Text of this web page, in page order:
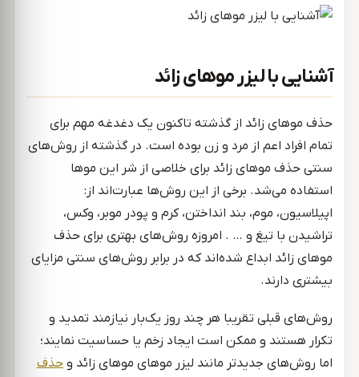
آشنایی با لیزر موهای زائد
حذف موهای زائد از گذشته تاکنون یک دغدغه مهم برای
تمام افراد اعم از مرد و زن بوده است. در گذشته از روش‌های
سنتی حذف موهای زائد برای خلاصی از شر این موها
استفاده می‌شد. برخی از این روش‌ها عبارت‌اند از:
اپیلاسیون، موم، بند انداختن، کرم و پودر موبر، وکس،
تراشیدن با تیغ و … . امروزه روش‌های بهتری برای حذف
موهای زائد ابداع شده‌اند که در برابر روش‌های سنتی مزایای
بیشتری دارند.
روش‌های قبلی تقریبا هر چند روز یک‌بار نیازمند تمدید و
تکرار هستند و ممکن است ایجاد زخم یا حساسیت نمایند؛
اما روش‌های جدیدتر مانند لیزر موهای موهای زائد وحذف